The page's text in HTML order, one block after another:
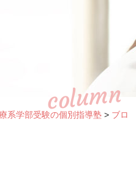
column
系学部受験の個別指導塾 > ブロ